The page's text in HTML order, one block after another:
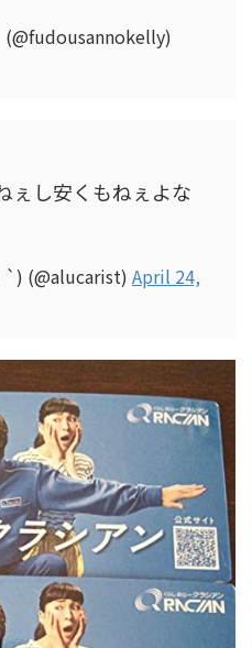
ぇし安くもねぇよな
(@alucarist) April 24,